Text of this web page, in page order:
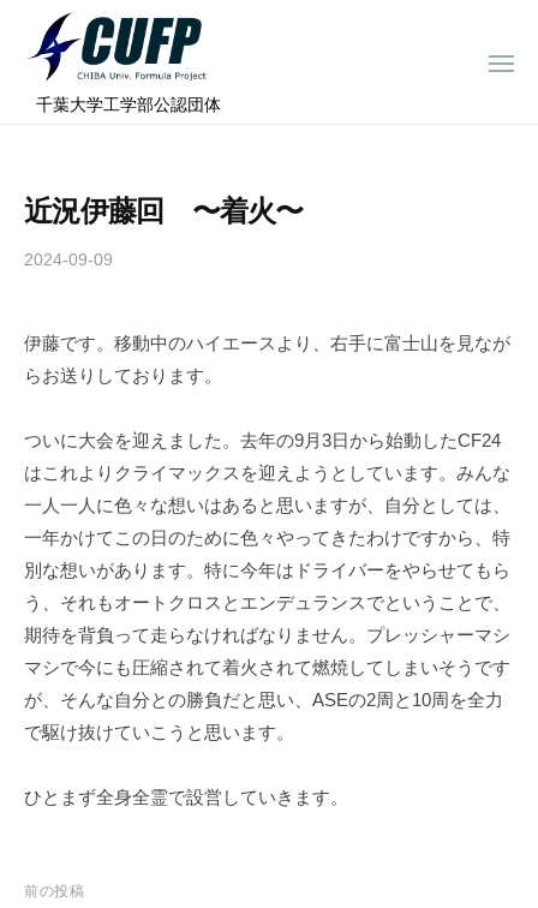
千
学
ォ
ミ
ュ
プ
ロ
ジ
ェ
ク
ト
⠀千葉大学工学部公認団体
メ
近況伊藤回 〜着火〜
2024-09-09
h
i
a
o
r
m
u
a
伊藤です。移動中のハイエースより、右手に富士山を見なが
らお送りしております。
ついに大会を迎えました。去年の9月3日から始動したCF24
はこれよりクライマックスを迎えようとしています。みんな
一人一人に色々な想いはあると思いますが、自分としては、
一年かけてこの日のために色々やってきたわけですから、特
別な想いがあります。特に今年はドライバーをやらせてもら
う、それもオートクロスとエンデュランスでということで、
期待を背負って走らなければなりません。プレッシャーマシ
マシで今にも圧縮されて着火されて燃焼してしまいそうです
が、そんな自分との勝負だと思い、ASEの2周と10周を全力
で駆け抜けていこうと思います。
ひとまず全身全霊で設営していきます。
投
前の投稿
ミ
ラ
ェ
ト